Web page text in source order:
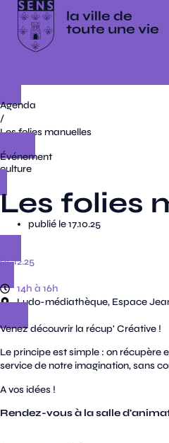
Agenda
/
Les folies manuelles
Événement
culture
Les folies
publié le 17.10.25
05.12.25
14h à 16h
Ludo-médiathèque, Espace
Venez découvrir la récup' Créative !
Le principe est simple : on récupère
service de notre imagination, sans
A vos idées !
Rendez-vous à la salle